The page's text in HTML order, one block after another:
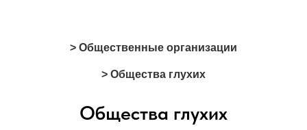
> Общественные организации
> Общества глухих
Общества глухих